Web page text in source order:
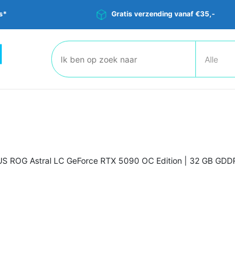
Gratis verzending vanaf €35,-
Zoeken:
ROG Astral LC GeForce RTX 5090 OC Edition | 32 GB